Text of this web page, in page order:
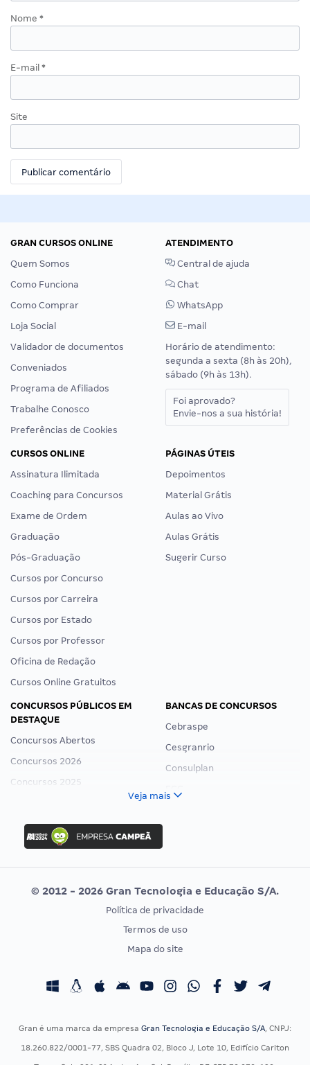
Nome *
E-mail *
Site
GRAN CURSOS ONLINE
Quem Somos
Como Funciona
Como Comprar
Loja Social
Validador de documentos
Conveniados
Programa de Afiliados
Trabalhe Conosco
Preferências de Cookies
ATENDIMENTO
Central de ajuda
Chat
WhatsApp
E-mail
Horário de atendimento:
segunda a sexta (8h às 20h),
sábado (9h às 13h).
Foi aprovado?
Envie-nos a sua história!
CURSOS ONLINE
Assinatura Ilimitada
Coaching para Concursos
Exame de Ordem
Graduação
Pós-Graduação
Cursos por Concurso
Cursos por Carreira
Cursos por Estado
Cursos por Professor
Oficina de Redação
Cursos Online Gratuitos
PÁGINAS ÚTEIS
Depoimentos
Material Grátis
Aulas ao Vivo
Aulas Grátis
Sugerir Curso
CONCURSOS PÚBLICOS EM
DESTAQUE
Concursos Abertos
Concursos 2026
Concursos 2025
Concurso Nacional Unificado
Concurso Ibama
Concurso MPU
Editais publicados
BANCAS DE CONCURSOS
Cebraspe
Cesgranrio
Consulplan
Vunesp
CONCURSOS POR PROFISSÃO
Concursos Fiscais
EXAME DE ORDEM
Calendário OAB
Veja mais
© 2012 - 2026 Gran Tecnologia e Educação S/A.
Política de privacidade
Termos de uso
Mapa do site
Gran é uma marca da empresa Gran Tecnologia e Educação S/A, CNPJ:
18.260.822/0001-77, SBS Quadra 02, Bloco J, Lote 10, Edifício Carlton